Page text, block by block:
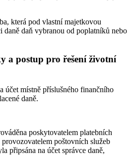
která pod vlastní majetkovou
daně daň vybranou od poplatníků nebo
a postup pro řešení životní
účet místně příslušného finančního
daně.
poskytovatelem platebních
poštovních služeb
připsána na účet správce daně,